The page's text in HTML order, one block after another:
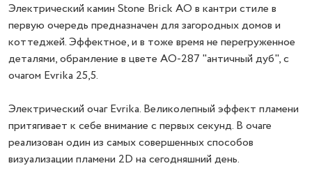
Электрический камин Stone Brick AO в кантри стиле в
первую очередь предназначен для загородных домов и
коттеджей. Эффектное, и в тоже время не перегруженное
деталями, обрамление в цвете AO-287 "античный дуб", с
очагом Evrika 25,5.
Электрический очаг Evrika. Великолепный эффект пламени
притягивает к себе внимание с первых секунд. В очаге
реализован один из самых совершенных способов
визуализации пламени 2D на сегодняшний день.